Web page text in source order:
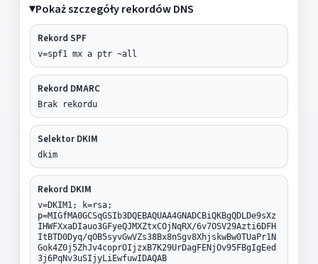
Pokaż szczegóły rekordów DNS
Rekord SPF
v=spf1 mx a ptr ~all
Rekord DMARC
Brak rekordu
Selektor DKIM
dkim
Rekord DKIM
v=DKIM1; k=rsa;
p=MIGfMA0GCSqGSIb3DQEBAQUAA4GNADCBiQKBgQDLDe9sXz
IHWFXxaDIauo3GFyeQJMXZtxCOjNqRX/6v7OSV29Azti6DFH
ItBTD0Dyq/qOB5syvGwVZs38Bx8nSgv8XhjskwBw0TUaPr1N
Gok4Z0j5ZhJv4coprOIjzxB7K29UrDagFENjOv95FBgIgEed
3j6PqNv3uSIjyLiEwfuwIDAQAB